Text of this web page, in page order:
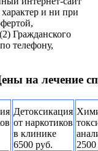
и ни при
Гражданского
телефону,
на лечение
Детоксикация
от наркотиков
в клинике
6500 руб.